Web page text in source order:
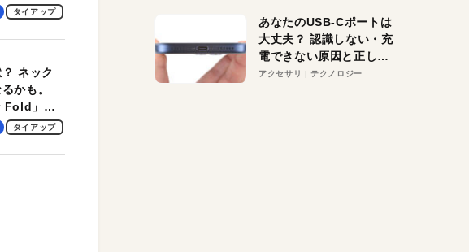
、ビジネ
タイアップ
ネック
かも。
Fold」レ
密着する
タイアップ
あなたのUSB-Cポートは
大丈夫？ 認識しない・充
電できない原因と正しい
対策
アクセサリ テクノロジー